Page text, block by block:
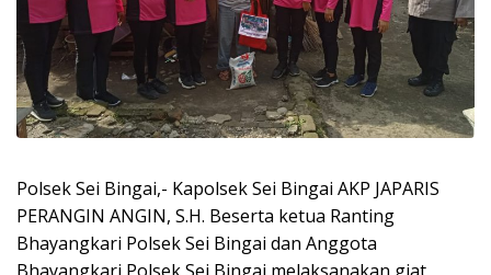
Polsek Sei Bingai,- Kapolsek Sei Bingai AKP JAPARIS
PERANGIN ANGIN, S.H. Beserta ketua Ranting
Bhayangkari Polsek Sei Bingai dan Anggota
Bhayangkari Polsek Sei Bingai melaksanakan giat